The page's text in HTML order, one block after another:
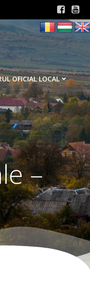
OFICIAL LOCAL
–